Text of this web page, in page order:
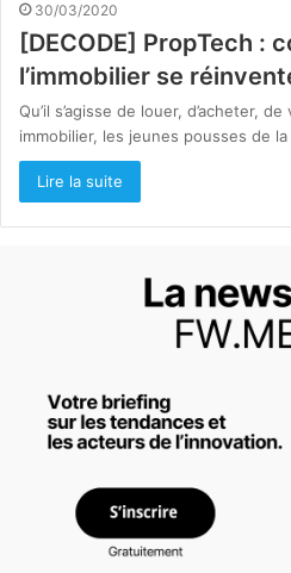
30/03/2020
[DECODE] PropTech :
l’immobilier se
Qu’il s’agisse de louer, d’acheter,
immobilier, les jeunes pousses de
Lire la suite